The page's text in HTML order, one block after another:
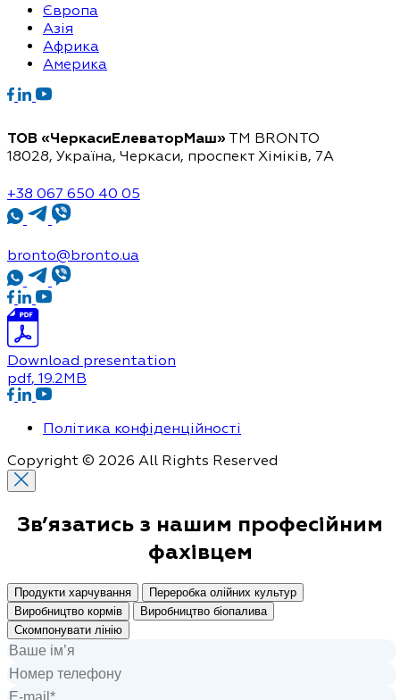
Європа
Азія
Африка
Америка
ТОВ «ЧеркасиЕлеваторМаш» ТМ BRONTO
18028, Україна, Черкаси, проспект Хіміків, 7А
+38 067 650 40 05
bronto@bronto.ua
Download presentation
pdf, 19.2MB
Політика конфіденційності
Copyright © 2026 All Rights Reserved
Зв’язатись з нашим професійним
фахівцем
Продукти харчування
Переробка олійних культур
Виробництво кормів
Виробництво біопалива
Скомпонувати лінію